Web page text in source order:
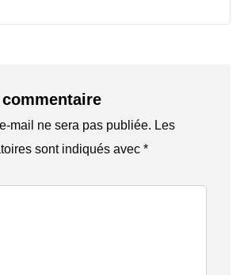
mail ne sera pas publiée. Les
sont indiqués avec *